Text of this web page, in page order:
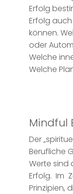
Erfolg
Erfolg
können.
oder
Welche
Welche
Mindful
Der
Berufliche
Werte sind
Erfolg. Im
Prinzipien,